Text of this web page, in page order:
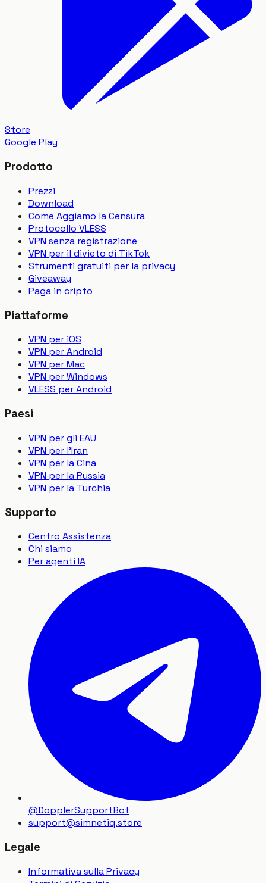
Store
Google Play
Prodotto
Prezzi
Download
Come Aggiamo la Censura
Protocollo VLESS
VPN senza registrazione
VPN per il divieto di TikTok
Strumenti gratuiti per la privacy
Giveaway
Paga in cripto
Piattaforme
VPN per iOS
VPN per Android
VPN per Mac
VPN per Windows
VLESS per Android
Paesi
VPN per gli EAU
VPN per l'Iran
VPN per la Cina
VPN per la Russia
VPN per la Turchia
Supporto
Centro Assistenza
Chi siamo
Per agenti IA
@DopplerSupportBot
support@simnetiq.store
Legale
Informativa sulla Privacy